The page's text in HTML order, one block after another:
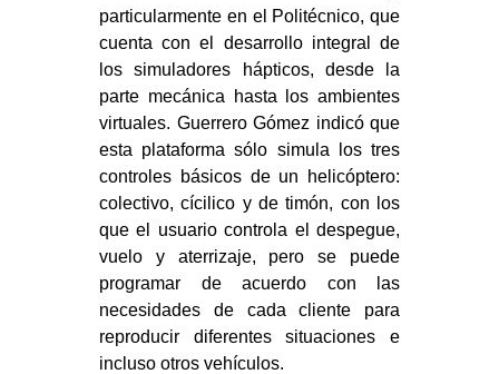
particularmente en el Politécnico, que
cuenta con el desarrollo integral de
los simuladores hápticos, desde la
parte mecánica hasta los ambientes
virtuales. Guerrero Gómez indicó que
esta plataforma sólo simula los tres
controles básicos de un helicóptero:
colectivo, cícilico y de timón, con los
que el usuario controla el despegue,
vuelo y aterrizaje, pero se puede
programar de acuerdo con las
necesidades de cada cliente para
reproducir diferentes situaciones e
incluso otros vehículos.